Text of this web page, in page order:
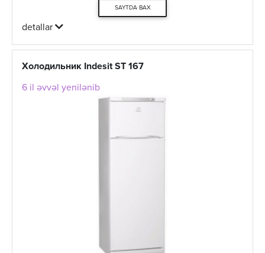
SAYTDA BAX
detallar
Холодильник Indesit ST 167
6 il əvvəl yenilənib